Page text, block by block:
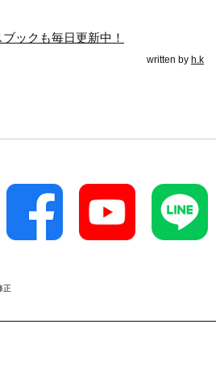
ックも毎日更新中！
written by h.k
正